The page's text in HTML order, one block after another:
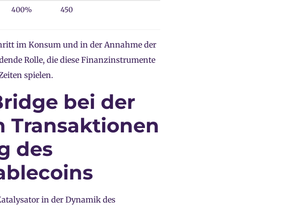
400% 450
im Konsum und in der Annahme der
Rolle, die diese Finanzinstrumente
spielen.
bei der
Transaktionen
des
in der Dynamik des